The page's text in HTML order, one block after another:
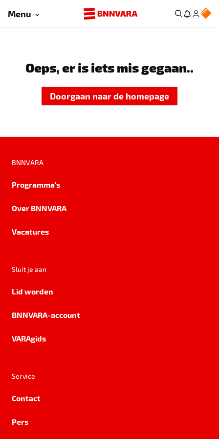
Menu
Oeps, er is iets mis gegaan..
Doorgaan naar de homepage
BNNVARA
Programma's
Over BNNVARA
Vacatures
Sluit je aan
Lid worden
BNNVARA-account
VARAgids
Service
Contact
Pers